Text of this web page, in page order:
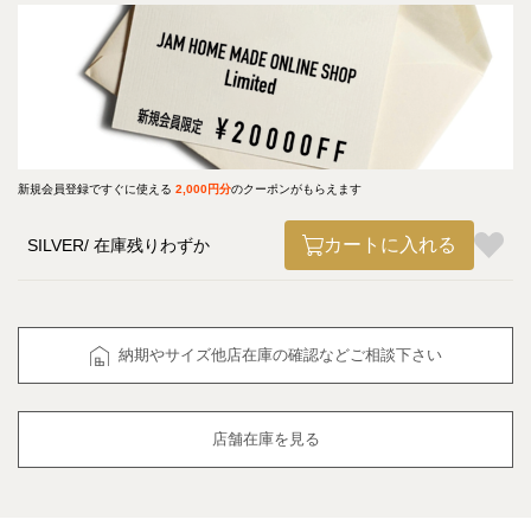
新規会員登録ですぐに使える 2,000円分のクーポンがもらえます
SILVER 在庫残りわずか カートに入れる
納期やサイズ他店在庫の確認などご相談下さい
店舗在庫を見る